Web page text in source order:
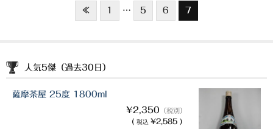
≪ 1 … 5 6 7
人気5傑（過去30日）
薩摩茶屋 25度 1800ml
¥2,350 （税別）
( 税込 ¥2,585 )